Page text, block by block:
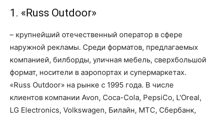
1. «Russ Outdoor»
– крупнейший отечественный оператор в сфере
наружной рекламы. Среди форматов, предлагаемых
компанией, билборды, уличная мебель, сверхбольшой
формат, носители в аэропортах и супермаркетах.
«Russ Outdoor» на рынке с 1995 года. В числе
клиентов компании Avon, Coca-Cola, PepsiCo, L'Oreal,
LG Electronics, Volkswagen, Билайн, МТС, Сбербанк,